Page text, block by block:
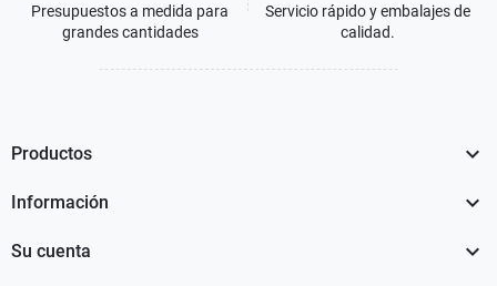
Presupuestos a medida para
grandes cantidades
Servicio rápido y embalajes de
calidad.
Productos 
Información 
Su cuenta 